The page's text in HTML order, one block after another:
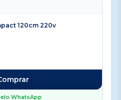
120cm 220v
WhatsApp